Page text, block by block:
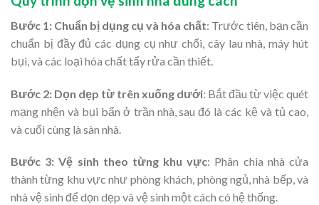
Bước 1: Chuẩn bị dụng cụ và hóa chất: Trước tiên, bạn cần
chuẩn bị đầy đủ các dụng cụ như chổi, cây lau nhà, máy hút
bụi, và các loại hóa chất tẩy rửa cần thiết.
Bước 2: Dọn dẹp từ trên xuống dưới: Bắt đầu từ việc quét
mạng nhện và bụi bẩn ở trần nhà, sau đó là các kệ và tủ cao,
và cuối cùng là sàn nhà.
Bước 3: Vệ sinh theo từng khu vực: Phân chia nhà cửa
thành từng khu vực như phòng khách, phòng ngủ, nhà bếp, và
nhà vệ sinh để dọn dẹp và vệ sinh một cách có hệ thống.